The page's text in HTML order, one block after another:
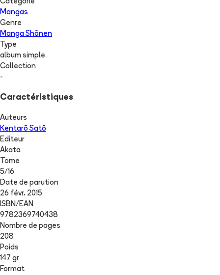
Catégorie
Mangas
Genre
Manga Shōnen
Type
album simple
Collection
-
Caractéristiques
Auteurs
Kentarō Satō
Editeur
Akata
Tome
5/16
Date de parution
26 févr. 2015
ISBN/EAN
9782369740438
Nombre de pages
208
Poids
147 gr
Format